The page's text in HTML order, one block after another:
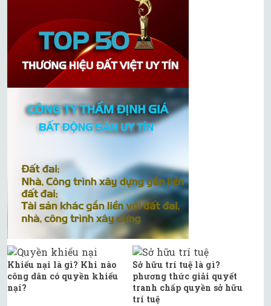
Khiếu nại là gì? Khi nào
công dân có quyền khiếu
nại?
Sở hữu trí tuệ là gì?
phương thức giải quyết
tranh chấp quyền sở hữu
trí tuệ